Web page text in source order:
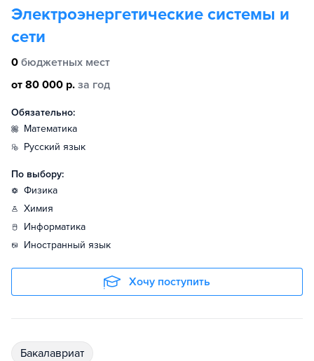
Электроэнергетические системы и
сети
0 бюджетных мест
от 80 000 р. за год
Обязательно:
математика
русский язык
По выбору:
физика
химия
информатика
иностранный язык
Хочу поступить
бакалавриат